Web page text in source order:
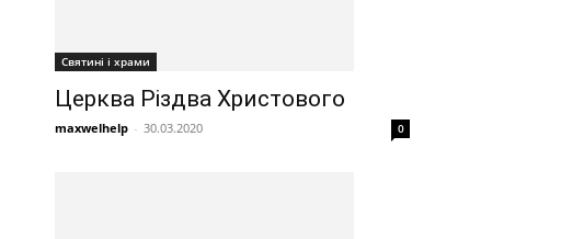
Святині і храми
Церква Різдва Христового
maxwelhelp - 30.03.2020 0